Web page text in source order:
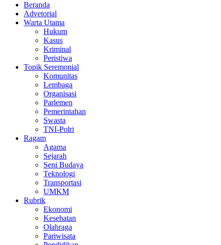
Beranda
Advetorial
Warta Utama
Hukum
Kasus
Kriminal
Peristiwa
Topik Seremonial
Komunitas
Lembaga
Organisasi
Parlemen
Pemerintahan
Swasta
TNI-Polri
Ragam
Agama
Sejarah
Seni Budaya
Teknologi
Transportasi
UMKM
Rubrik
Ekonomi
Kesehatan
Olahraga
Pariwisata